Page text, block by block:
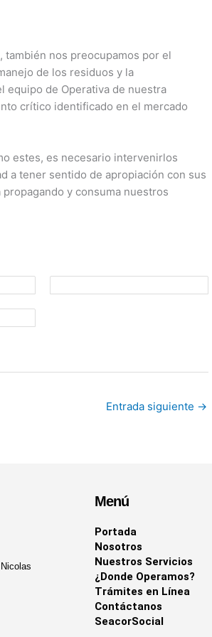
también nos preocupamos por el
de los residuos y la
equipo de Operativa de nuestra
crítico identificado en el mercado
estes, es necesario intervenirlos
a tener sentido de apropiación con sus
y consuma nuestros
Entrada siguiente →
Menú
Portada
Nosotros
Nuestros Servicios
¿Donde Operamos?
Trámites en Línea
Contáctanos
SeacorSocial